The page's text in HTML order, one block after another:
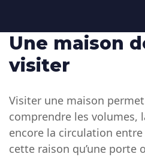
Une maison
visiter
Visiter une maison
comprendre les volumes,
encore la circulation entre
cette raison qu’une porte